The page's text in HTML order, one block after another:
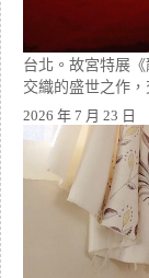
台北。故宮特展
交織的盛世之作
2026 年 7 月 23 日